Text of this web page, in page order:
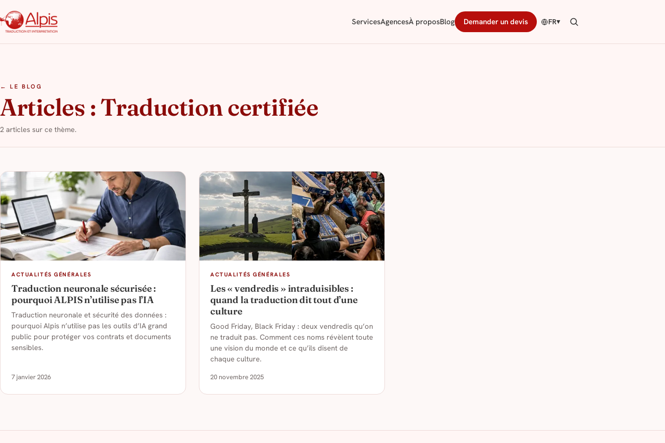
ServicesAgencesÀ proposBlog Demander un devis FR▾
← LE BLOG
Articles : Traduction certifiée
2 articles sur ce thème.
ACTUALITÉS GÉNÉRALES
Traduction neuronale sécurisée :
pourquoi ALPIS n’utilise pas l’IA
Traduction neuronale et sécurité des données :
pourquoi Alpis n’utilise pas les outils d’IA grand
public pour protéger vos contrats et documents
sensibles.
7 janvier 2026
ACTUALITÉS GÉNÉRALES
Les « vendredis » intraduisibles :
quand la traduction dit tout d’une
culture
Good Friday, Black Friday : deux vendredis qu’on
ne traduit pas. Comment ces noms révèlent toute
une vision du monde et ce qu’ils disent de
chaque culture.
20 novembre 2025